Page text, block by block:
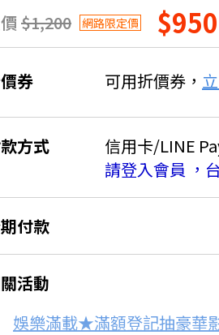
$1,200 網路限定價 $950
券 可用折價券，
方式
信用卡/LINE
請登入會員 ，
付款
際可分期數、適用利率，請
用卡分期
活動
娛樂滿載★滿額登記抽豪華